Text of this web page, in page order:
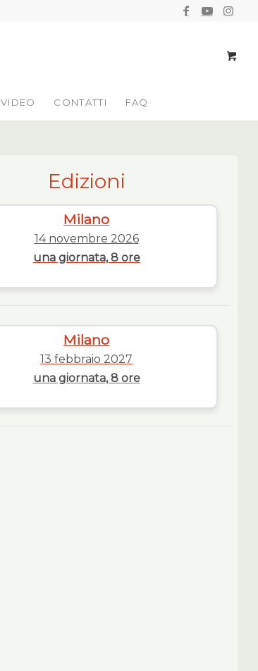
VIDEO CONTATTI FAQ
Edizioni
Milano
14 novembre 2026
una giornata, 8 ore
Milano
13 febbraio 2027
una giornata, 8 ore